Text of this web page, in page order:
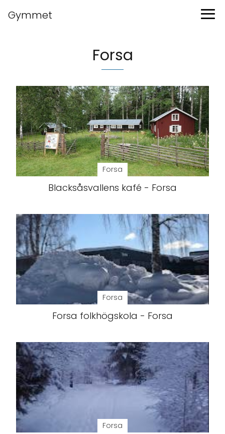
Gymmet
Forsa
Forsa
Blacksåsvallens kafé - Forsa
Forsa
Forsa folkhögskola - Forsa
Forsa